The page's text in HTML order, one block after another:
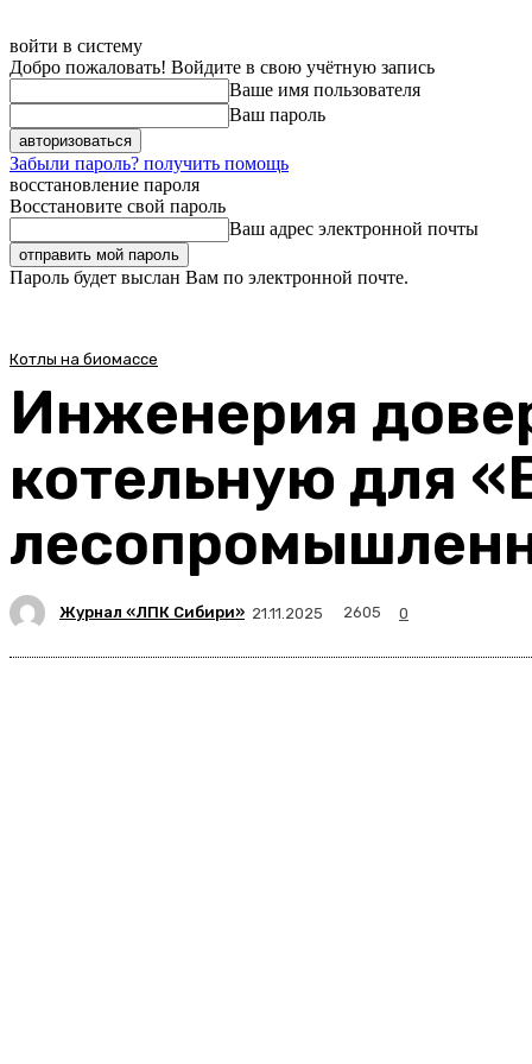
войти в систему
Добро пожаловать! Войдите в свою учётную запись
Ваше имя пользователя
Ваш пароль
Забыли пароль? получить помощь
восстановление пароля
Восстановите свой пароль
Ваш адрес электронной почты
Пароль будет выслан Вам по электронной почте.
Котлы на биомассе
Инженерия
котельную для
Журнал «ЛПК Сибири» 21.11.2025 2605 0